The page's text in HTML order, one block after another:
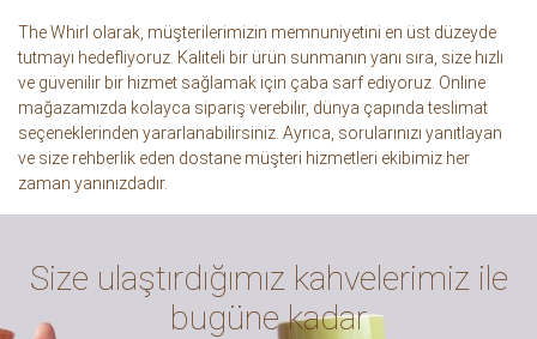
The Whirl olarak, müşterilerimizin memnuniyetini en üst düzeyde
tutmayı hedefliyoruz. Kaliteli bir ürün sunmanın yanı sıra, size hızlı
ve güvenilir bir hizmet sağlamak için çaba sarf ediyoruz. Online
mağazamızda kolayca sipariş verebilir, dünya çapında teslimat
seçeneklerinden yararlanabilirsiniz. Ayrıca, sorularınızı yanıtlayan
ve size rehberlik eden dostane müşteri hizmetleri ekibimiz her
zaman yanınızdadır.
Size ulaştırdığımız kahvelerimiz ile
bugüne kadar